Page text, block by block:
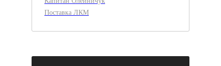
Поставка ЛКМ